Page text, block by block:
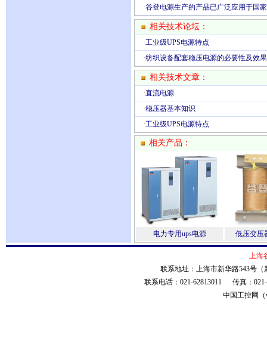
·谷登电源生产的产品已广泛应用于国
相关技术论坛：
·工业级UPS电源特点
·纺织设备配套稳压电源的必要性及效果
相关技术文章：
·直流电源
·稳压器基本知识
·工业级UPS电源特点
相关产品：
电力专用ups电源 低压变压
上海
联系地址：上海市新华路543号
联系电话：021-62813011 传真：
中国工控网（